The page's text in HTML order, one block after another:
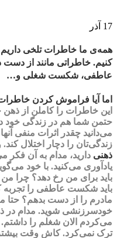
17 آذر
همه‌ی ما خاطرات تلخی
کنیم. خاطراتی مانند از دست
عاطفی، شکست شغلی و…
اما آیا فراموش کردن خاطرات
این خاطرات را کاملن از ذهن
حتمن شما هم در زندگی خود
می‌دانید چقدر اثرات منفی
زندگی‌تان را دچار اختلال
ذهنی دارید، مدام به آن فکر
یادآوری می‌کنید. با خود
باید برای من رخ دهد؟ چرا
باید شکست عاطفی را تجربه
مادرم را از دست بدهم؟
خودسرزنشی شوید. مدام در
می‌کردم الان شغلم را
ترک نمی‌کرد. کاش وقت